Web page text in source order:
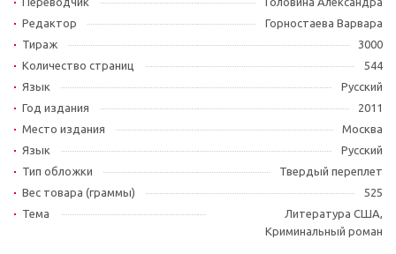
Редактор
Горностаева Варвара
Тираж
3000
Количество страниц
544
Язык
Русский
Год издания
2011
Место издания
Москва
Язык
Русский
Тип обложки
Твердый переплет
Вес товара (граммы)
525
Тема
Литература США,
Криминальный роман